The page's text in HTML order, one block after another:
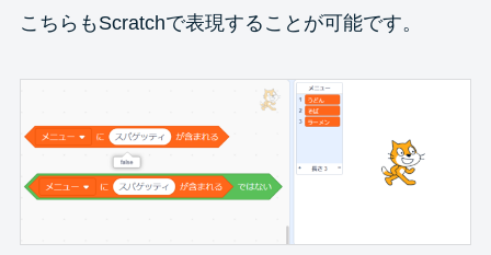
こちらもScratchで表現することが可能です。